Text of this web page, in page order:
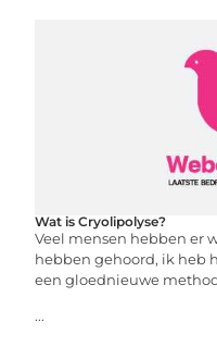
Wat is Cryolipolyse?
Veel mensen hebben er
hebben gehoord, ik heb
een gloednieuwe
...